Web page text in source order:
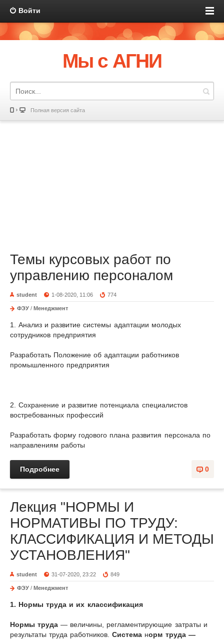
Войти
Мы с АГНИ
Полная версия сайта
Темы курсовых работ по
управлению персоналом
student 1-08-2020, 11:06 774
ФЭУ / Менеджмент
1. Анализ и развитие системы адаптации молодых
сотрудников предприятия
Разработать Положение об адаптации работников
промышленного предприятия
2. Сохранение и развитие потенциала специалистов
востребованных профессий
Разработать форму годового плана развития персонала по
направлениям работы
0
Подробнее
Лекция "НОРМЫ И
НОРМАТИВЫ ПО ТРУДУ:
КЛАССИФИКАЦИЯ И МЕТОДЫ
УСТАНОВЛЕНИЯ"
student 31-07-2020, 23:22 849
ФЭУ / Менеджмент
1. Нормы труда и их классификация
Нормы труда — величины, регламентирующие затраты и
результаты труда работников.Система норм труда —